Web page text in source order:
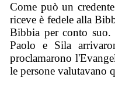
Come può un
riceve è fedele alla
Bibbia per conto
Paolo e Sila
proclamarono
le persone valutavano